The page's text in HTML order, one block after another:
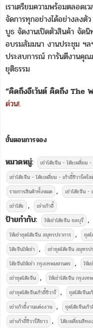
เราเตรียมความพร้อมตลอด
จัดการทุกอย่างได้อย่างลงตั
บูธ จัดงานเปิดตัวสินค้า จัด
อบรมสัมมนา งานประชุม ฯ
ประสบการณ์ การันตีงานคุณ
ยุติธรรม
“คิดถึงอีเว้นต์ คิดถึง The
ด่วน!.
ขั้นตอนการจอง
หมวดหมู่: เช่าโต๊ะจีน - โต๊ะเหลี่ยม -
เช่าโต๊ะจีน - โต๊ะเหลี่ยม - เก้าอี้ชิวารีคริ
รายการสินค้าทั้งหมด , เช่าโต๊ะจีน -
เช่าโต๊ะ , เช่าเก้าอี้
ป้ายกำกับ: ให้เช่าโต๊ะจีน ชลบุรี ,
ให้เช่าชุดโต๊ะจีน สมุทรปราการ , ชุด
โต๊ะจีนให้เช่า , เช่าชุดโต๊ะจีน สมุทรป
โต๊ะจีนให้เช่า กรุงเทพมหานคร , ให้เ
เช่าชุดโต๊ะจีน , ให้เช่าโต๊ะจีน กรุงเท
เช่าชุดโต๊ะจีนเก้าอี้ชิวารี , ชุดโต๊ะจีนเ
เช่าเก้าอี้งานแต่งงาน , ชุดโต๊ะจีนเก้
เช่าเก้าอี้ชิวารีสีขาว , โต๊ะเหลี่ยมสีทอง